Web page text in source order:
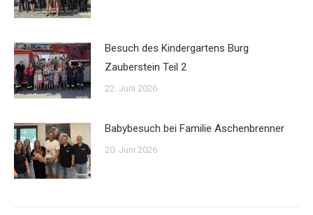
Besuch des Kindergartens Burg
Zauberstein Teil 2
22. Juni 2026
Babybesuch bei Familie Aschenbrenner
20. Juni 2026